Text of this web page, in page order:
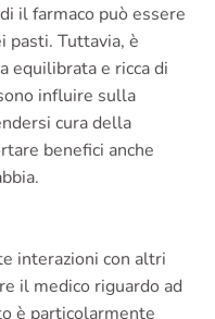
il farmaco può essere
pasti. Tuttavia, è
equilibrata e ricca di
influire sulla
cura della
benefici anche
interazioni con altri
il medico riguardo ad
è particolarmente